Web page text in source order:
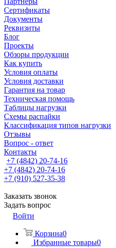
Сертификаты
Документы
Реквизиты
Блог
Проекты
Обзоры продукции
Как купить
Условия оплаты
Условия доставки
Гарантия на товар
Техническая помощь
Таблицы нагрузки
Схемы распайки
Классификация типов нагрузки
Отзывы
Вопрос - ответ
Контакты
+7 (4842) 20-74-16
+7 (4842) 20-74-16
+7 (910) 527-35-38
Заказать звонок
Задать вопрос
Войти
Корзина0
Избранные товары0